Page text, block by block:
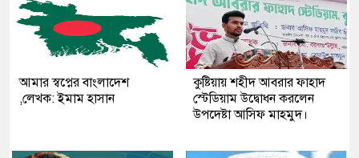
আমার স্বপ্নের বাংলাদেশ
,লেখক: ইমাম হাসান
কুষ্টিয়ায় শহীদ আবরার ফাহাদ
স্টেডিয়াম উদ্বোধন করলেন
উপদেষ্টা আসিফ মাহমুদ।